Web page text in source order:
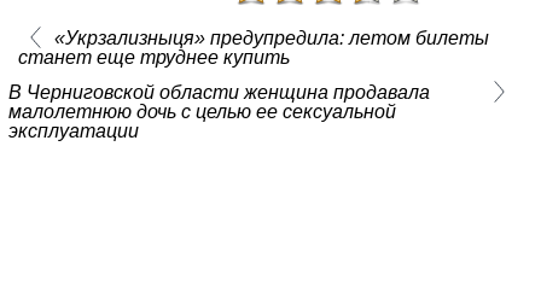
«Укрзализныця» предупредила: летом билеты
станет еще труднее купить
В Черниговской области женщина продавала
малолетнюю дочь с целью ее сексуальной
эксплуатации